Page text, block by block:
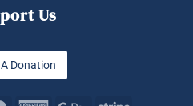
Us
Donation